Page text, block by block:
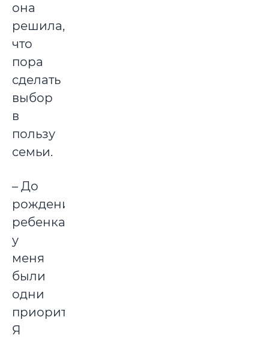
она
решила,
что
пора
сделать
выбор
в
пользу
семьи.
– До
рождения
ребенка
у
меня
были
одни
приоритеты.
Я